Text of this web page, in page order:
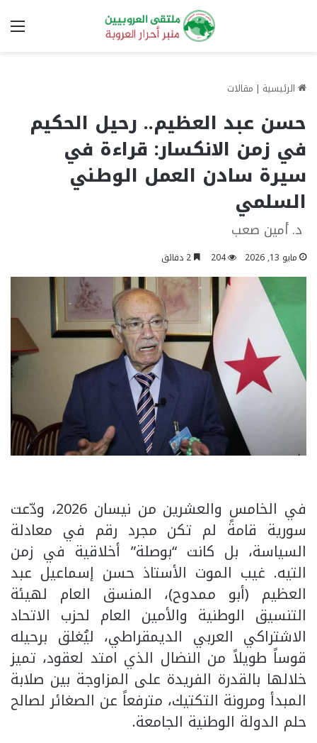
الرئيسية | مقالات
حسن عبد العظيم.. رحيل الحكيم
في زمن الانكسار: قراءة في
سيرة سادن العمل الوطني
السلمي
د. أمين صعب
مايو 13, 2026 204
​في الخامس والعشرين من نيسان 2026، ودّعت
سورية قامةً لم تكن مجرد رقم في معادلة
السياسة، بل كانت “بوصلة” أخلاقية في زمن
التيه. غيب الموت الأستاذ حسن إسماعيل عبد
العظيم (أبو ممدوح)، المنسق العام لهيئة
التنسيق الوطنية والأمين العام لحزب الاتحاد
الاشتراكي العربي الديمقراطي، ليُغلق برحيله
قوساً طويلاً من النضال الذي امتد لعقود، تميز
خلالها بالقدرة الفريدة على المزاوجة بين صلابة
المبدأ ومرونة التكتيك، مترفعاً عن الصغائر لصالح
حلم الدولة الوطنية الجامعة.